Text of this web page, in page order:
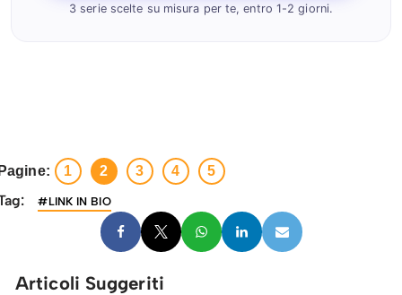
3 serie scelte su misura per te, entro 1-2 giorni.
1 2 3 4 5
#LINK IN BIO
Articoli Suggeriti